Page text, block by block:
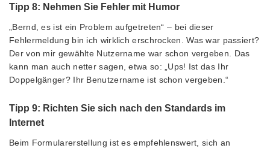
Tipp 8: Nehmen Sie Fehler mit Humor
„Bernd, es ist ein Problem aufgetreten“ – bei dieser
Fehlermeldung bin ich wirklich erschrocken. Was war passiert?
Der von mir gewählte Nutzername war schon vergeben. Das
kann man auch netter sagen, etwa so: „Ups! Ist das Ihr
Doppelgänger? Ihr Benutzername ist schon vergeben.“
Tipp 9: Richten Sie sich nach den Standards im
Internet
Beim Formularerstellung ist es empfehlenswert, sich an